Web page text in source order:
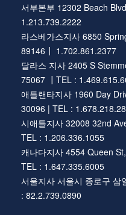
서부본부 12302 Beach
1.213.739.2222
라스베가스지사 6850
89146┃ 1.702.861.2377
달라스 지사 2405 S
75067 ┃TEL :
애틀랜타지사 1960 Day
30096 | TEL :
시애틀지사 32008 32nd
TEL : 1.206.336.1055
캐나다지사 4554 Queen
TEL : 1.647.335.6005
서울지사 서울시 종로구
: 82.2.739.0890